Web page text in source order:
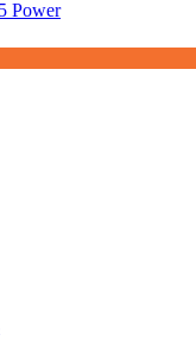
Power